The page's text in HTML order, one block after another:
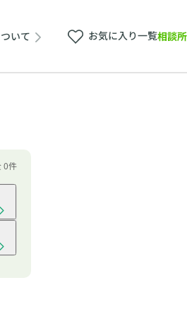
いて お気に入り一覧相談
0件